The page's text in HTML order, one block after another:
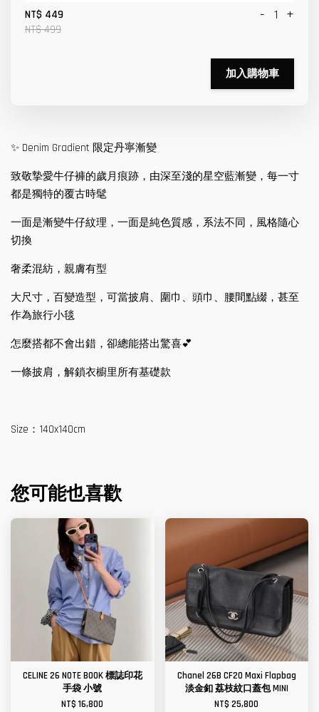
NT$ 449
NT$ 499
- +
加入購物車
✨ Denim Gradient 限定丹寧漸變
致敬摯愛牛仔褲的歲月痕跡，由深至淺的星空藍漸變，每一寸
都是獨特的覆古時髦
一面是漸變牛仔紋理，一面是純色質感，系法不同，風格隨心
切換
奢柔混紡，親膚有型
大尺寸，百變造型，可當披肩、圍巾、頭巾、腰間點綴，甚至
作為旅行小毯
怎麼搭都不會出錯，卻總能搭出驚喜💕
一條披肩，解鎖衣櫥里所有基礎款
Size：140x140cm
您可能也喜歡
CELINE 26 NOTE BOOK 標誌印花
手袋 小號
NT$ 16,800
Chanel 26B CF20 Maxi Flapbag
淡金釦 荔枝紋口蓋包 MINI
NT$ 25,800